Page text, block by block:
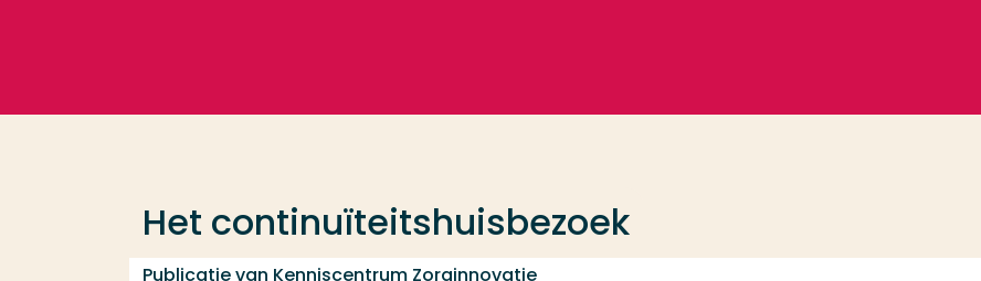
Het continuïteitshuisbezoek
Publicatie van Kenniscentrum Zorginnovatie